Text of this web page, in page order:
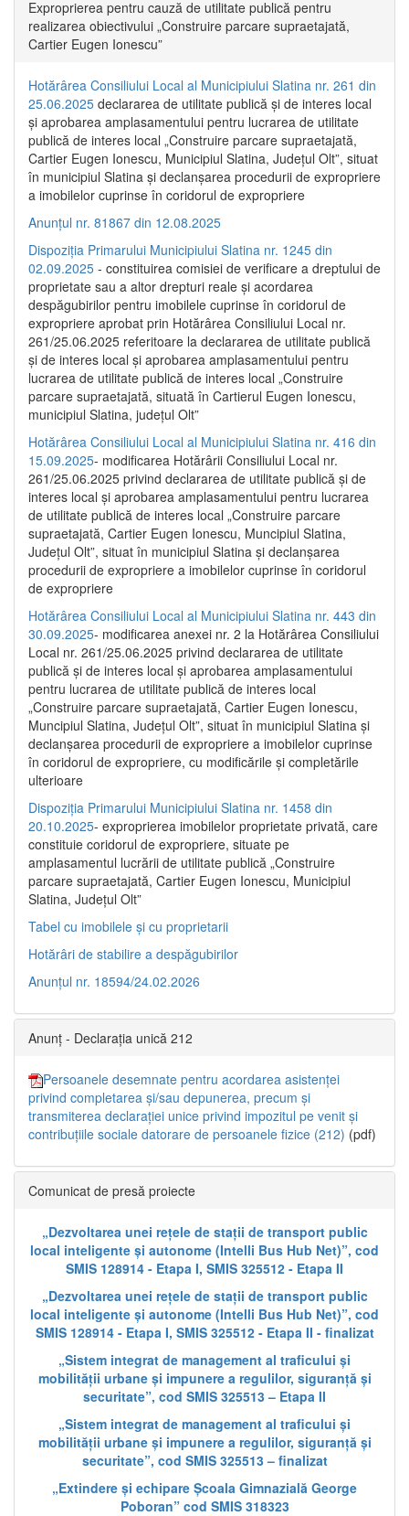
Exproprierea pentru cauză de utilitate publică pentru
realizarea obiectivului „Construire parcare supraetajată,
Cartier Eugen Ionescu”
Hotărârea Consiliului Local al Municipiului Slatina nr. 261 din
25.06.2025 declararea de utilitate publică și de interes local
și aprobarea amplasamentului pentru lucrarea de utilitate
publică de interes local „Construire parcare supraetajată,
Cartier Eugen Ionescu, Municipiul Slatina, Județul Olt”, situat
în municipiul Slatina și declanșarea procedurii de expropriere
a imobilelor cuprinse în coridorul de expropriere
Anunțul nr. 81867 din 12.08.2025
Dispoziția Primarului Municipiului Slatina nr. 1245 din
02.09.2025 - constituirea comisiei de verificare a dreptului de
proprietate sau a altor drepturi reale și acordarea
despăgubirilor pentru imobilele cuprinse în coridorul de
expropriere aprobat prin Hotărârea Consiliului Local nr.
261/25.06.2025 referitoare la declararea de utilitate publică
și de interes local și aprobarea amplasamentului pentru
lucrarea de utilitate publică de interes local „Construire
parcare supraetajată, situată în Cartierul Eugen Ionescu,
municipiul Slatina, județul Olt”
Hotărârea Consiliului Local al Municipiului Slatina nr. 416 din
15.09.2025- modificarea Hotărârii Consiliului Local nr.
261/25.06.2025 privind declararea de utilitate publică și de
interes local și aprobarea amplasamentului pentru lucrarea
de utilitate publică de interes local „Construire parcare
supraetajată, Cartier Eugen Ionescu, Muncipiul Slatina,
Județul Olt”, situat în municipiul Slatina și declanșarea
procedurii de expropriere a imobilelor cuprinse în coridorul
de expropriere
Hotărârea Consiliului Local al Municipiului Slatina nr. 443 din
30.09.2025- modificarea anexei nr. 2 la Hotărârea Consiliului
Local nr. 261/25.06.2025 privind declararea de utilitate
publică şi de interes local şi aprobarea amplasamentului
pentru lucrarea de utilitate publică de interes local
„Construire parcare supraetajată, Cartier Eugen Ionescu,
Muncipiul Slatina, Judeţul Olt”, situat în municipiul Slatina şi
declanşarea procedurii de expropriere a imobilelor cuprinse
în coridorul de expropriere, cu modificările şi completările
ulterioare
Dispoziția Primarului Municipiului Slatina nr. 1458 din
20.10.2025- exproprierea imobilelor proprietate privată, care
constituie coridorul de expropriere, situate pe
amplasamentul lucrării de utilitate publică „Construire
parcare supraetajată, Cartier Eugen Ionescu, Municipiul
Slatina, Județul Olt”
Tabel cu imobilele și cu proprietarii
Hotărâri de stabilire a despăgubirilor
Anunțul nr. 18594/24.02.2026
Anunț - Declarația unică 212
Persoanele desemnate pentru acordarea asistenței
privind completarea și/sau depunerea, precum și
transmiterea declarației unice privind impozitul pe venit și
contribuțiile sociale datorare de persoanele fizice (212) (pdf)
Comunicat de presă proiecte
„Dezvoltarea unei rețele de stații de transport public
local inteligente și autonome (Intelli Bus Hub Net)”, cod
SMIS 128914 - Etapa I, SMIS 325512 - Etapa II
„Dezvoltarea unei rețele de stații de transport public
local inteligente și autonome (Intelli Bus Hub Net)”, cod
SMIS 128914 - Etapa I, SMIS 325512 - Etapa II - finalizat
„Sistem integrat de management al traficului și
mobilității urbane și impunere a regulilor, siguranță și
securitate”, cod SMIS 325513 – Etapa II
„Sistem integrat de management al traficului și
mobilității urbane și impunere a regulilor, siguranță și
securitate”, cod SMIS 325513 – finalizat
„Extindere și echipare Școala Gimnazială George
Poboran” cod SMIS 318323